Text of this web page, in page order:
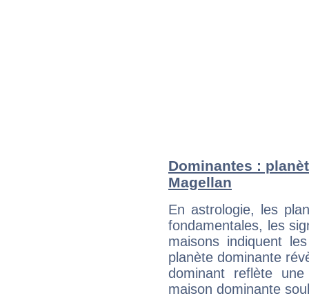
Dominantes :
Magellan
En astrologie, les
fondamentales, les
maisons indiquent
planète dominante
dominant reflète
maison dominante